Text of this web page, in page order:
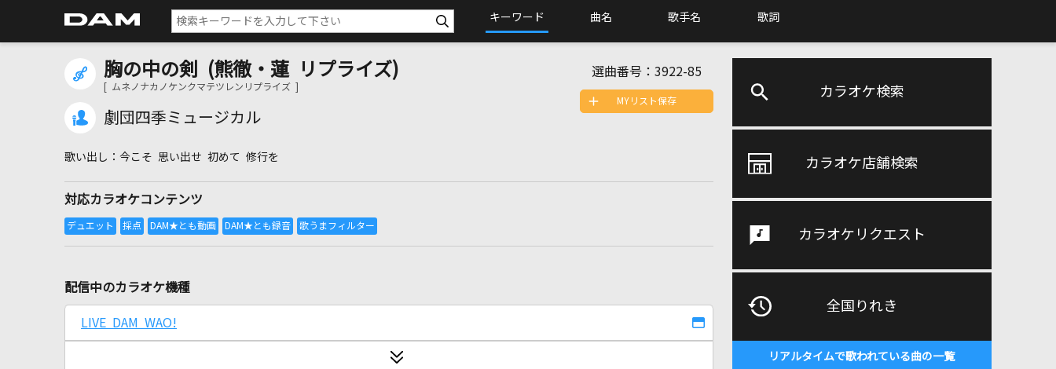
キーワード 曲名 歌手名 歌詞
カラオケ検索
カラオケ店舗検索
カラオケリクエスト
全国りれき
リアルタイムで歌われている曲の一覧
胸の中の剣 (熊徹・蓮 リプライズ)
[ ムネノナカノケンクマテツレンリプライズ ]
劇団四季ミュージカル
選曲番号： 3922-85
今こそ 思い出せ 初めて 修行を
対応カラオケコンテンツ
MYリスト保存
配信中のカラオケ機種
LIVE DAM WAO!